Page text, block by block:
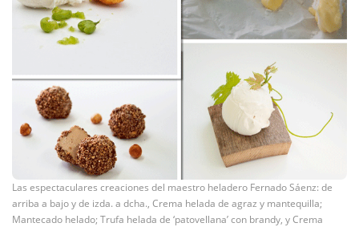
Las espectaculares creaciones del maestro heladero Fernado Sáenz: de
arriba a bajo y de izda. a dcha., Crema helada de agraz y mantequilla;
Mantecado helado; Trufa helada de ‘patovellana’ con brandy, y Crema